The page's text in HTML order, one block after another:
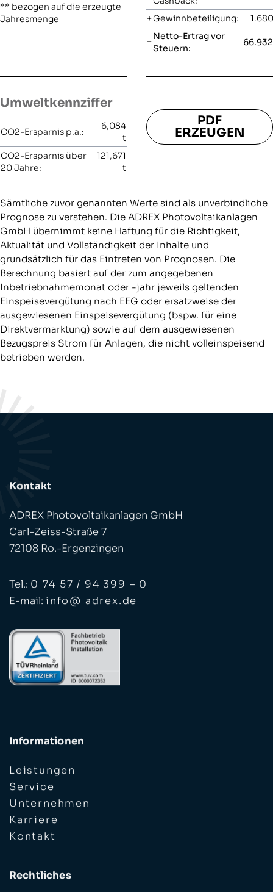
** bezogen auf die erzeugte
Jahresmenge
+Gewinnbeteiligung:
=
Netto-Ertrag vor
Steuern:
Umweltkennziffer
CO2-Ersparnis p.a.:
6,084
t
CO2-Ersparnis über
20 Jahre:
121,671
t
PDF
ERZEUGEN
Sämtliche zuvor genannten Werte sind als unverbindliche
Prognose zu verstehen. Die ADREX Photovoltaikanlagen
GmbH übernimmt keine Haftung für die Richtigkeit,
Aktualität und Vollständigkeit der Inhalte und
grundsätzlich für das Eintreten von Prognosen. Die
Berechnung basiert auf der zum angegebenen
Inbetriebnahmemonat oder -jahr jeweils geltenden
Einspeisevergütung nach EEG oder ersatzweise der
ausgewiesenen Einspeisevergütung (bspw. für eine
Direktvermarktung) sowie auf dem ausgewiesenen
Bezugspreis Strom für Anlagen, die nicht volleinspeisend
betrieben werden.
Kontakt
ADREX Photovoltaikanlagen GmbH
Carl-Zeiss-Straße 7
72108 Ro.-Ergenzingen
Tel.: 0 74 57 / 94 399 – 0
E-mail: info@ adrex.de
Informationen
Leistungen
Service
Unternehmen
Karriere
Kontakt
Rechtliches